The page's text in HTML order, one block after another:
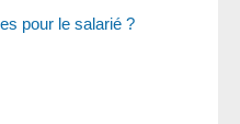
pour le salarié ?